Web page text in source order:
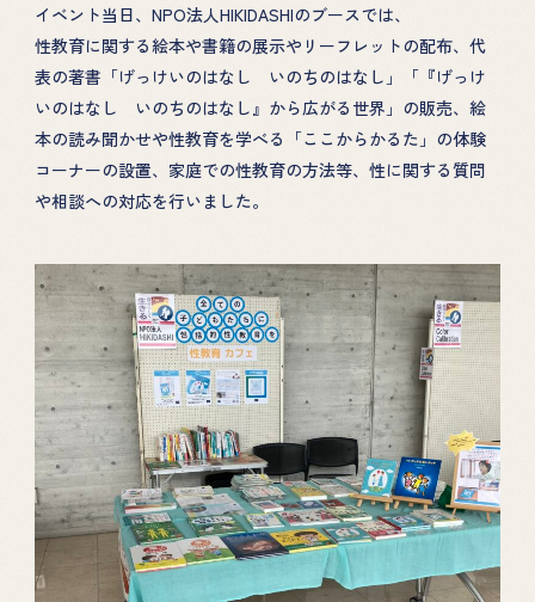
イベント当日、NPO法人HIKIDASHIのブースでは、
性教育に関する絵本や書籍の展示やリーフレットの配布、代
表の著書「げっけいのはなし いのちのはなし」「『げっけ
いのはなし いのちのはなし』から広がる世界」の販売、絵
本の読み聞かせや性教育を学べる「ここからかるた」の体験
コーナーの設置、家庭での性教育の方法等、性に関する質問
や相談への対応を行いました。